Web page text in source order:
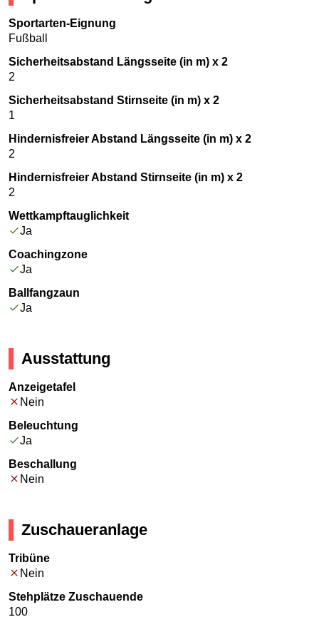
Sportarten-Eignung
Fußball
Sicherheitsabstand Längsseite (in m) x 2
2
Sicherheitsabstand Stirnseite (in m) x 2
1
Hindernisfreier Abstand Längsseite (in m) x 2
2
Hindernisfreier Abstand Stirnseite (in m) x 2
2
Wettkampftauglichkeit
Ja
Coachingzone
Ja
Ballfangzaun
Ja
Ausstattung
Anzeigetafel
Nein
Beleuchtung
Ja
Beschallung
Nein
Zuschaueranlage
Tribüne
Nein
Stehplätze Zuschauende
100